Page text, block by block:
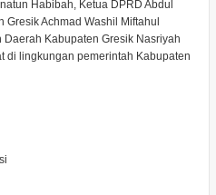
Habibah, Ketua DPRD Abdul
Achmad Washil Miftahul
Kabupaten Gresik Nasriyah
di lingkungan pemerintah Kabupaten